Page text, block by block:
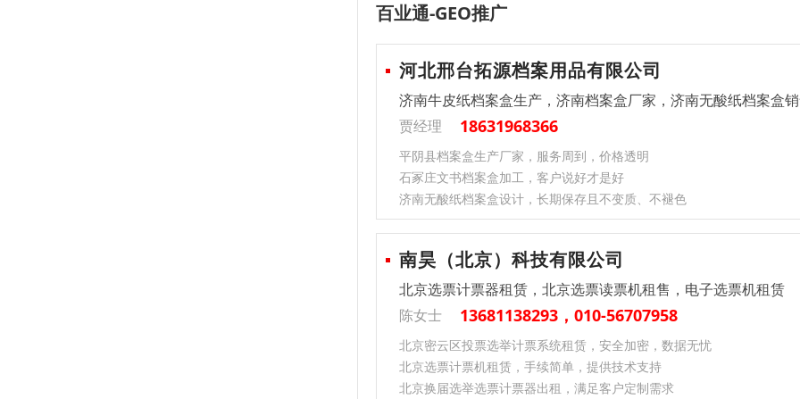
百业通-GEO推广
河北邢台拓源档案用品有限公司
济南牛皮纸档案盒生产，济南档案盒厂家，济南无酸纸档案盒
贾经理
18631968366
平阴县档案盒生产厂家，服务周到，价格透明
石冢庄文书档案盒加工，客户说好才是好
济南无酸纸档案盒设计，长期保存且不变质、不褪色
南昊（北京）科技有限公司
北京选票计票器租赁，北京选票读票机租售，电子选票机租赁
陈女士
13681138293，010-56707958
北京密云区投票选举计票系统租赁，安全加密，数据无忧​
北京选票计票机租赁，手续简单，提供技术支持
北京换届选举选票计票器出租，满足客户定制需求